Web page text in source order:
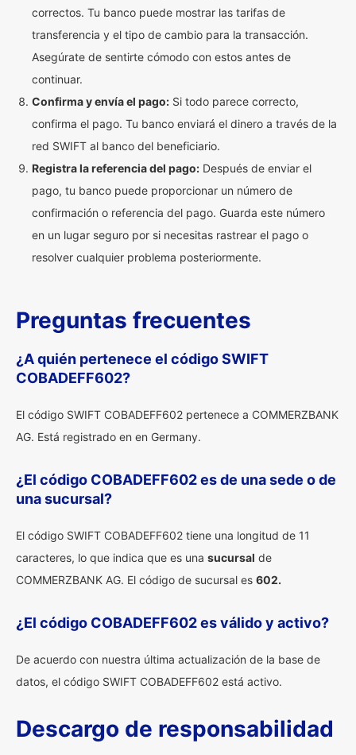
correctos. Tu banco puede mostrar las tarifas de
transferencia y el tipo de cambio para la transacción.
Asegúrate de sentirte cómodo con estos antes de
continuar.
Confirma y envía el pago: Si todo parece correcto,
confirma el pago. Tu banco enviará el dinero a través de la
red SWIFT al banco del beneficiario.
Registra la referencia del pago: Después de enviar el
pago, tu banco puede proporcionar un número de
confirmación o referencia del pago. Guarda este número
en un lugar seguro por si necesitas rastrear el pago o
resolver cualquier problema posteriormente.
Preguntas frecuentes
¿A quién pertenece el código SWIFT
COBADEFF602?
El código SWIFT COBADEFF602 pertenece a COMMERZBANK
AG. Está registrado en en Germany.
¿El código COBADEFF602 es de una sede o de
una sucursal?
El código SWIFT COBADEFF602 tiene una longitud de 11
caracteres, lo que indica que es una sucursal de
COMMERZBANK AG. El código de sucursal es 602.
¿El código COBADEFF602 es válido y activo?
De acuerdo con nuestra última actualización de la base de
datos, el código SWIFT COBADEFF602 está activo.
Descargo de responsabilidad